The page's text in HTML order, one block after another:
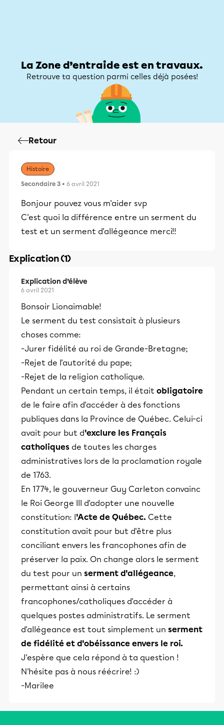
La Zone d’entraide est en travaux.
Retrouve ta question parmi celles déjà posées!
Retour
Histoire
Secondaire 3 • 6 avril 2021
Bonjour pouvez vous m'aider svp
C'est quoi la différence entre un serment du
test et un serment d'allégeance merci!!
Explication (1)
Explication d’élève
6 avril 2021
Bonsoir Lionaimable!
Le serment du test consistait à plusieurs
choses comme:
-Jurer fidélité au roi de Grande-Bretagne;
-Rejet de l'autorité du pape;
-Rejet de la religion catholique.
Pendant un certain temps, il était obligatoire
de le faire afin d'accéder à des fonctions
publiques dans la Province de Québec. Celui-ci
avait pour but d'exclure les Français
catholiques de toutes les charges
administratives lors de la proclamation royale
de 1763.
En 1774, le gouverneur Guy Carleton convainc
le Roi George III d'adopter une nouvelle
constitution: l'Acte de Québec. Cette
constitution avait pour but d'être plus
conciliant envers les francophones afin de
préserver la paix. On change alors le serment
du test pour un serment d'allégeance,
permettant ainsi à certains
francophones/catholiques d'accéder à
quelques postes administratifs. Le serment
d'allégeance est tout simplement un serment
de fidélité et d'obéissance envers le roi.
J'espère que cela répond à ta question !
N'hésite pas à nous réécrire! :)
-Marilee